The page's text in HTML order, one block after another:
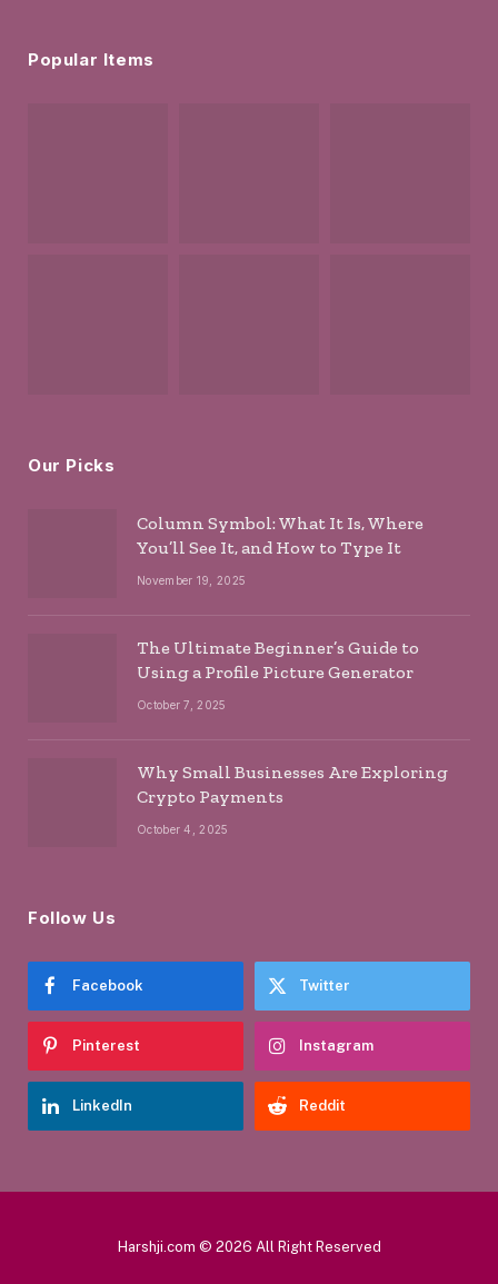
Popular Items
Our Picks
Column Symbol: What It Is, Where
You’ll See It, and How to Type It
November 19, 2025
The Ultimate Beginner’s Guide to
Using a Profile Picture Generator
October 7, 2025
Why Small Businesses Are Exploring
Crypto Payments
October 4, 2025
Follow Us
Facebook Twitter
Pinterest Instagram
LinkedIn Reddit
Harshji.com © 2026 All Right Reserved